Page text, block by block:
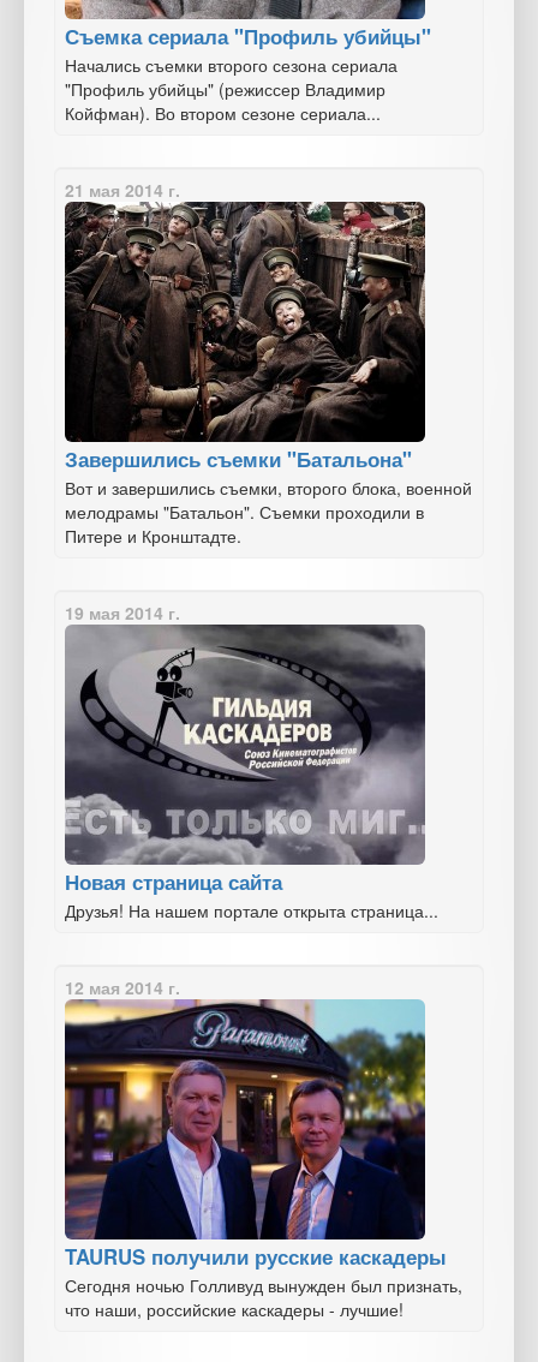
Съемка сериала "Профиль убийцы"
Начались съемки второго сезона сериала
"Профиль убийцы" (режиссер Владимир
Койфман). Во втором сезоне сериала...
21 мая 2014 г.
Завершились съемки "Батальона"
Вот и завершились съемки, второго блока, военной
мелодрамы "Батальон". Съемки проходили в
Питере и Кронштадте.
19 мая 2014 г.
Новая страница сайта
Друзья! На нашем портале открыта страница...
12 мая 2014 г.
TAURUS получили русские каскадеры
Сегодня ночью Голливуд вынужден был признать,
что наши, российские каскадеры - лучшие!